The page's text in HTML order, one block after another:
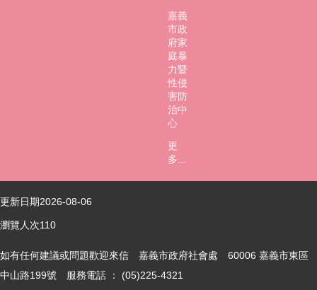
嘉義
市政
府家
庭暴
力暨
性侵
害防
治中
心
更
多...
更新日期2026-08-06
瀏覽人次110
如有任何建議或問題歡迎來信 嘉義市政府社會處 60006 嘉義市東區
中山路199號 服務電話 ： (05)225-4321